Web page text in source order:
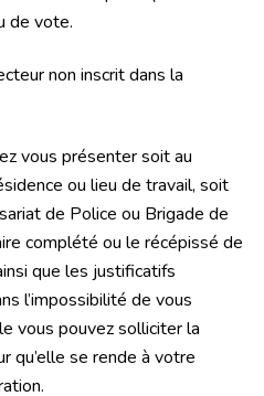
de vote.
non inscrit dans la
vous présenter soit au
ou lieu de travail, soit
de Police ou Brigade de
complété ou le récépissé de
que les justificatifs
l’impossibilité de vous
vous pouvez solliciter la
qu’elle se rende à votre